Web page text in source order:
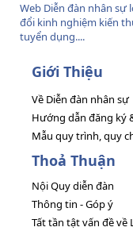
Web Diễn đàn nhân
đổi kinh nghiệm kiến
tuyển dụng....
Giới Thiệu
Về Diễn đàn nhân sự
Hướng dẫn đăng ký
Mẫu quy trình, quy
Thoả Thuận
Nội Quy diễn đàn
Thông tin - Góp ý
Tất tần tật vấn đề về